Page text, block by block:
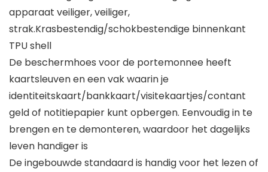
apparaat veiliger, veiliger,
strak.Krasbestendig/schokbestendige binnenkant
TPU shell
De beschermhoes voor de portemonnee heeft
kaartsleuven en een vak waarin je
identiteitskaart/bankkaart/visitekaartjes/contant
geld of notitiepapier kunt opbergen. Eenvoudig in te
brengen en te demonteren, waardoor het dagelijks
leven handiger is
De ingebouwde standaard is handig voor het lezen of